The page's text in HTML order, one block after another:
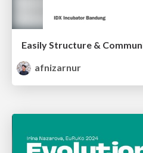
afnizarnur